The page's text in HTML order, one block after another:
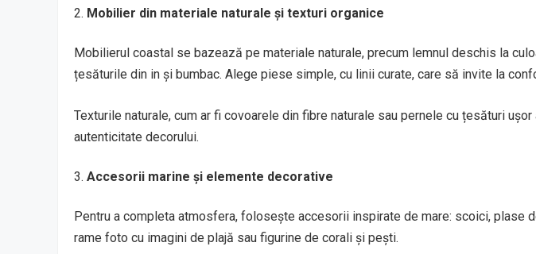
Mobilier din materiale naturale și texturi organice
Mobilierul coastal se bazează pe materiale naturale, precum lemnul deschis la
țesăturile din in și bumbac. Alege piese simple, cu linii curate, care să invite la
Texturile naturale, cum ar fi covoarele din fibre naturale sau pernele cu țesături
autenticitate decorului.
Accesorii marine și elemente decorative
Pentru a completa atmosfera, folosește accesorii inspirate de mare: scoici, plase
rame foto cu imagini de plajă sau figurine de corali și pești.